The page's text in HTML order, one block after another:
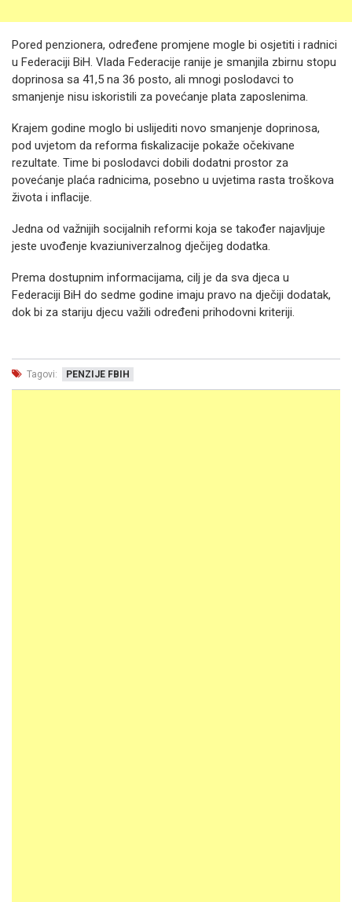
Pored penzionera, određene promjene mogle bi osjetiti i radnici
u Federaciji BiH. Vlada Federacije ranije je smanjila zbirnu stopu
doprinosa sa 41,5 na 36 posto, ali mnogi poslodavci to
smanjenje nisu iskoristili za povećanje plata zaposlenima.
Krajem godine moglo bi uslijediti novo smanjenje doprinosa,
pod uvjetom da reforma fiskalizacije pokaže očekivane
rezultate. Time bi poslodavci dobili dodatni prostor za
povećanje plaća radnicima, posebno u uvjetima rasta troškova
života i inflacije.
Jedna od važnijih socijalnih reformi koja se također najavljuje
jeste uvođenje kvaziuniverzalnog dječijeg dodatka.
Prema dostupnim informacijama, cilj je da sva djeca u
Federaciji BiH do sedme godine imaju pravo na dječiji dodatak,
dok bi za stariju djecu važili određeni prihodovni kriteriji.
Tagovi: PENZIJE FBIH